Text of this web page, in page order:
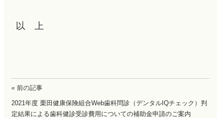
以 上
« 前の記事
2021年度 栗田健康保険組合Web歯科問診（デンタルIQチェック）判
定結果による歯科健診受診費用についての補助金申請のご案内